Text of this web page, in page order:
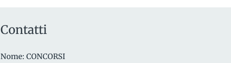
Contatti
Nome: CONCORSI